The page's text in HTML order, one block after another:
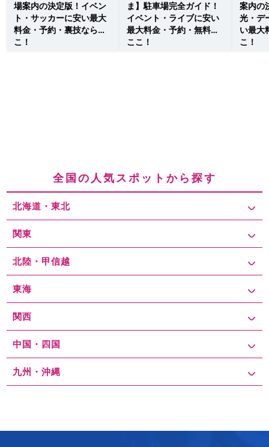
場案内の決定版！イベン
ト・サッカーに安い最大
料金・予約・裏技ならこ
こ！
ま】駐車場完全ガイド！
イベント・ライブに安い
最大料金・予約・無料は
ここ！
案内の
光・デ
い最大
こ！
全国の人気スポットから探す
北海道・東北
関東
北陸・甲信越
東海
関西
中国・四国
九州・沖縄